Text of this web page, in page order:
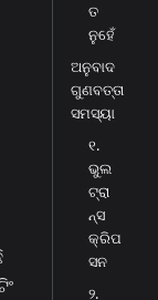
ତ
ନୁହେଁ
ଅନୁବାଦ
ଗୁଣବତ୍ତା
ସମସ୍ୟା
୧.
ଭୁଲ
ଟ୍ରା
ନ୍ସ
କ୍ରିପ
ସନ
୨.